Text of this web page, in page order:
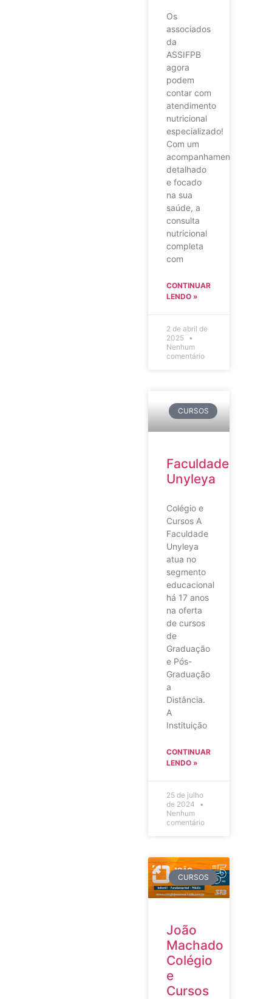
Os
associados
da
ASSIFPB
agora
podem
contar com
atendimento
nutricional
especializado!
Com um
acompanhamento
detalhado
e focado
na sua
saúde, a
consulta
nutricional
completa
com
CONTINUAR
LENDO »
2 de abril de
2025
Nenhum
comentário
CURSOS
Faculdade
Unyleya
Colégio e
Cursos A
Faculdade
Unyleya
atua no
segmento
educacional
há 17 anos
na oferta
de cursos
de
Graduação
e Pós-
Graduação
a
Distância.
A
Instituição
CONTINUAR
LENDO »
25 de julho
de 2024
Nenhum
comentário
CURSOS
João
Machado
Colégio
e
Cursos